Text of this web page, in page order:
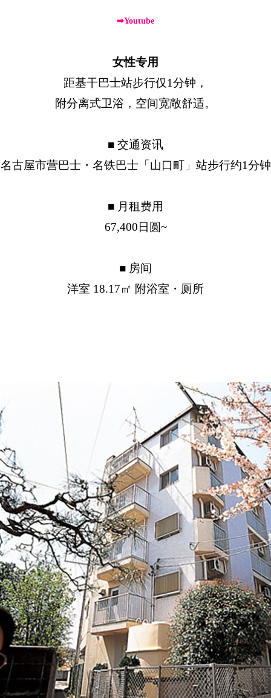
➡Youtube
女性专用
距基干巴士站步行仅1分钟，
附分离式卫浴，空间宽敞舒适。
■ 交通资讯
名古屋市营巴士・名铁巴士「山口町」站步行约1分钟
■ 月租费用
67,400日圆~
■ 房间
洋室 18.17㎡ 附浴室・厕所